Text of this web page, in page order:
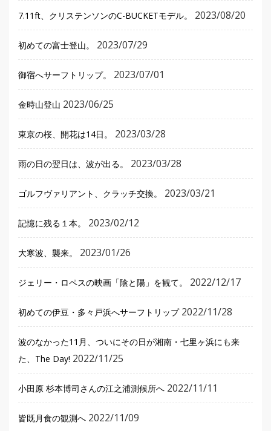
7.11ft、クリステンソンのC-BUCKETモデル。 2023/08/20
初めての富士登山。 2023/07/29
御宿へサーフトリップ。 2023/07/01
金時山登山 2023/06/25
東京の桜、開花は14日。 2023/03/28
雨の日の翌日は、波が出る。 2023/03/28
ゴルフヴァリアント、クラッチ交換。 2023/03/21
記憶に残る１本。 2023/02/12
大寒波、襲来。 2023/01/26
ジェリー・ロペスの映画「陰と陽」を観て。 2022/12/17
初めての伊豆・多々戸浜へサーフトリップ 2022/11/28
波のなかった11月、ついにその日が湘南・七里ヶ浜にも来
た、The Day! 2022/11/25
小田原 杉本博司さんの江之浦測候所へ 2022/11/11
皆既月食の観測へ 2022/11/09